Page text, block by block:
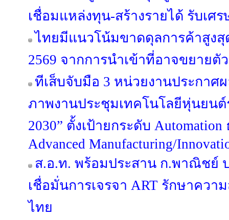
เชื่อมแหล่งทุน-สร้างรายได้ รับเศร
ไทยมีแนวโน้มขาดดุลการค้าสูง
2569 จากการนำเข้าที่อาจขยายตั
ทีเส็บจับมือ 3 หน่วยงานประกาศ
ภาพงานประชุมเทคโนโลยีหุ่นยนต์
2030” ตั้งเป้ายกระดับ
Advanced Manufacturing/
ส.อ.ท. พร้อมประสาน ก.พาณิชย์
เชื่อมั่นการเจรจา ART รักษาคว
ไทย